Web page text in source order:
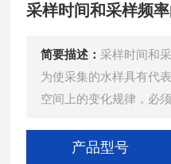
采样时间和采样频
简要描述：采样时间和
为使采集的水样具有代
空间上的变化规律，必
样时间和采样频率
产品型号